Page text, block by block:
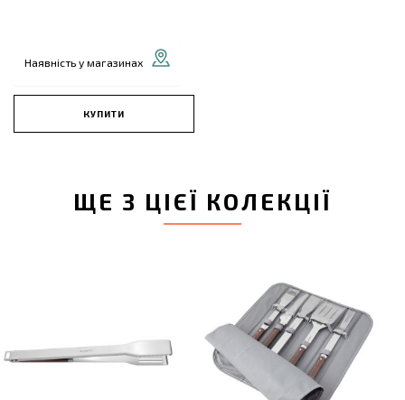
Наявність у магазинах
КУПИТИ
ЩЕ З ЦІЄЇ КОЛЕКЦІЇ